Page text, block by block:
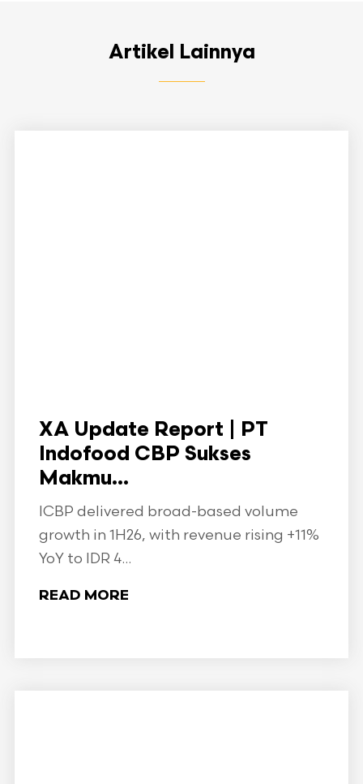
Artikel Lainnya
XA Update Report | PT
Indofood CBP Sukses
Makmu...
ICBP delivered broad-based volume
growth in 1H26, with revenue rising +11%
YoY to IDR 4...
READ MORE